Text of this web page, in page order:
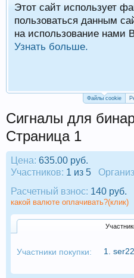
Этот сайт использует
пользоваться данным
на использование
Узнать больше.
Файлы cookie
Сигналы для
Страница 1
Цена: 635.00 руб.
Участников: 1 из 5
Расчетный взнос: 140 руб.
какой валюте оплачивать?(клик)
Участники покупки: 1.